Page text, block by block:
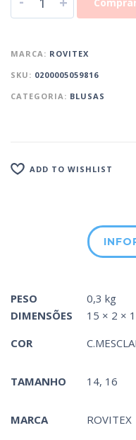
MARCA: ROVITEX
SKU: 0200005059816
CATEGORIA: BLUSAS
ADD TO WISHLIST
PESO
0,3 kg
DIMENSÕES
15 × 2 ×
COR
TAMANHO 14, 16
MARCA ROVITEX